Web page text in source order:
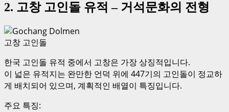
2. 고창 고인돌 유적 – 거석문화의 전형
고창 고인돌
한국 고인돌 유적 중에서 고창은 가장 상징적입니다.
이 넓은 유적지는 완만한 언덕 위에 447기의 고인돌이 정교하
게 배치되어 있으며, 계획적인 배열이 특징입니다.
주요 특징: